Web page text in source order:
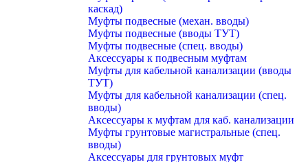
каскад)
Муфты подвесные (механ. вводы)
Муфты подвесные (вводы ТУТ)
Муфты подвесные (спец. вводы)
Аксессуары к подвесным муфтам
Муфты для кабельной канализации (вводы
ТУТ)
Муфты для кабельной канализации (спец.
вводы)
Аксессуары к муфтам для каб. канализации
Муфты грунтовые магистральные (спец.
вводы)
Аксессуары для грунтовых муфт